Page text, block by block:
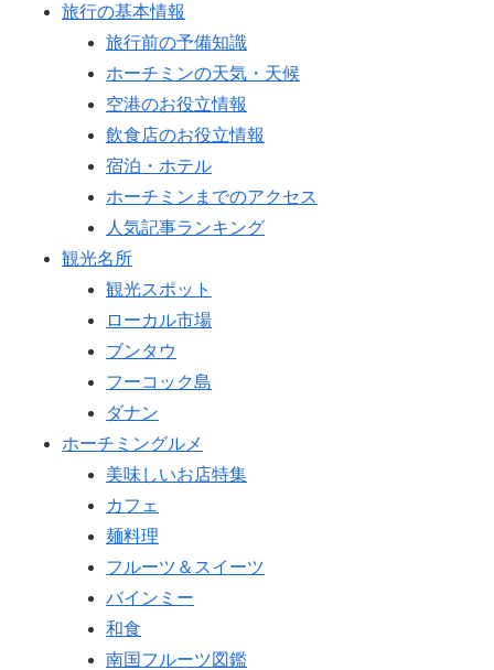
旅行の基本情報
旅行前の予備知識
ホーチミンの天気・天候
空港のお役立情報
飲食店のお役立情報
宿泊・ホテル
ホーチミンまでのアクセス
人気記事ランキング
観光名所
観光スポット
ローカル市場
ブンタウ
フーコック島
ダナン
ホーチミングルメ
美味しいお店特集
カフェ
麺料理
フルーツ＆スイーツ
バインミー
和食
南国フルーツ図鑑